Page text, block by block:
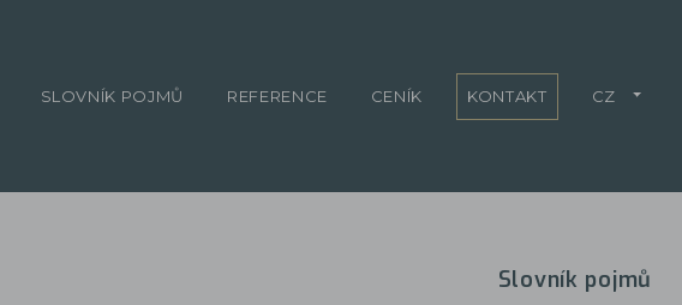
Slovník pojmů
SLOVNÍK POJMŮ REFERENCE CENÍK KONTAKT CZ